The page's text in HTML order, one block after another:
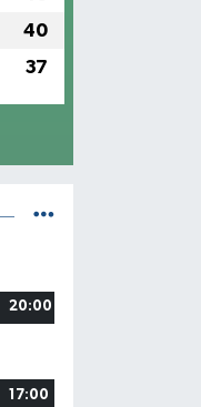
40
37
20:00
17:00